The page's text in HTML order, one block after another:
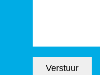
Verstuur